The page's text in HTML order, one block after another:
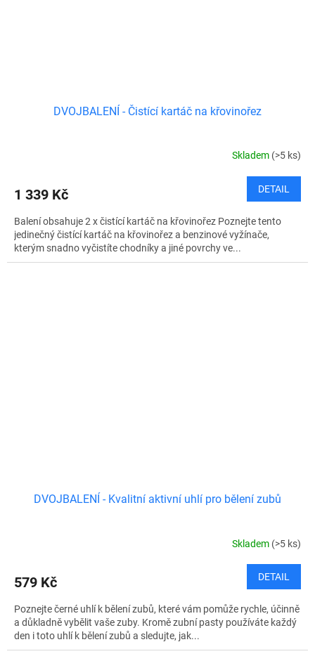
DVOJBALENÍ - Čistící kartáč na křovinořez
Skladem (>5 ks)
1 339 Kč DETAIL
Balení obsahuje 2 x čistící kartáč na křovinořez Poznejte tento
jedinečný čistící kartáč na křovinořez a benzinové vyžínače,
kterým snadno vyčistíte chodníky a jiné povrchy ve...
DVOJBALENÍ - Kvalitní aktivní uhlí pro bělení zubů
Skladem (>5 ks)
579 Kč DETAIL
Poznejte černé uhlí k bělení zubů, které vám pomůže rychle, účinně
a důkladně vybělit vaše zuby. Kromě zubní pasty používáte každý
den i toto uhlí k bělení zubů a sledujte, jak...